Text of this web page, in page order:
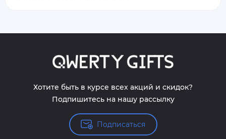
Хотите быть в курсе всех акций и скидок?
Подпишитесь на нашу рассылку
Подписаться